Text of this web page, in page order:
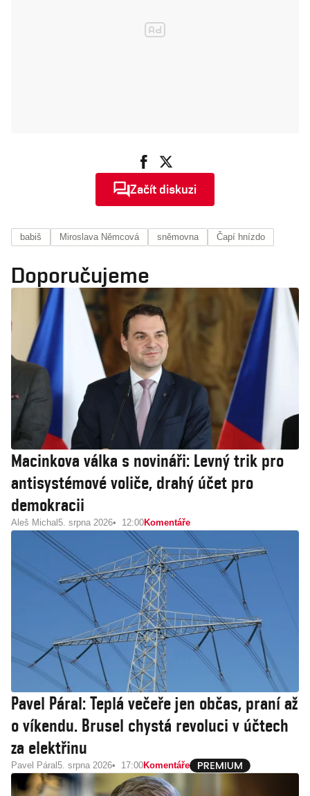
Začít diskuzi
babiš Miroslava Němcová sněmovna Čapí hnízdo
Doporučujeme
Macinkova válka s novináři: Levný trik pro
antisystémové voliče, drahý účet pro
demokracii
Aleš Michal 5. srpna 2026 12:00Komentáře
Pavel Páral: Teplá večeře jen občas, praní až
o víkendu. Brusel chystá revoluci v účtech
za elektřinu
Pavel Páral 5. srpna 2026 17:00Komentáře